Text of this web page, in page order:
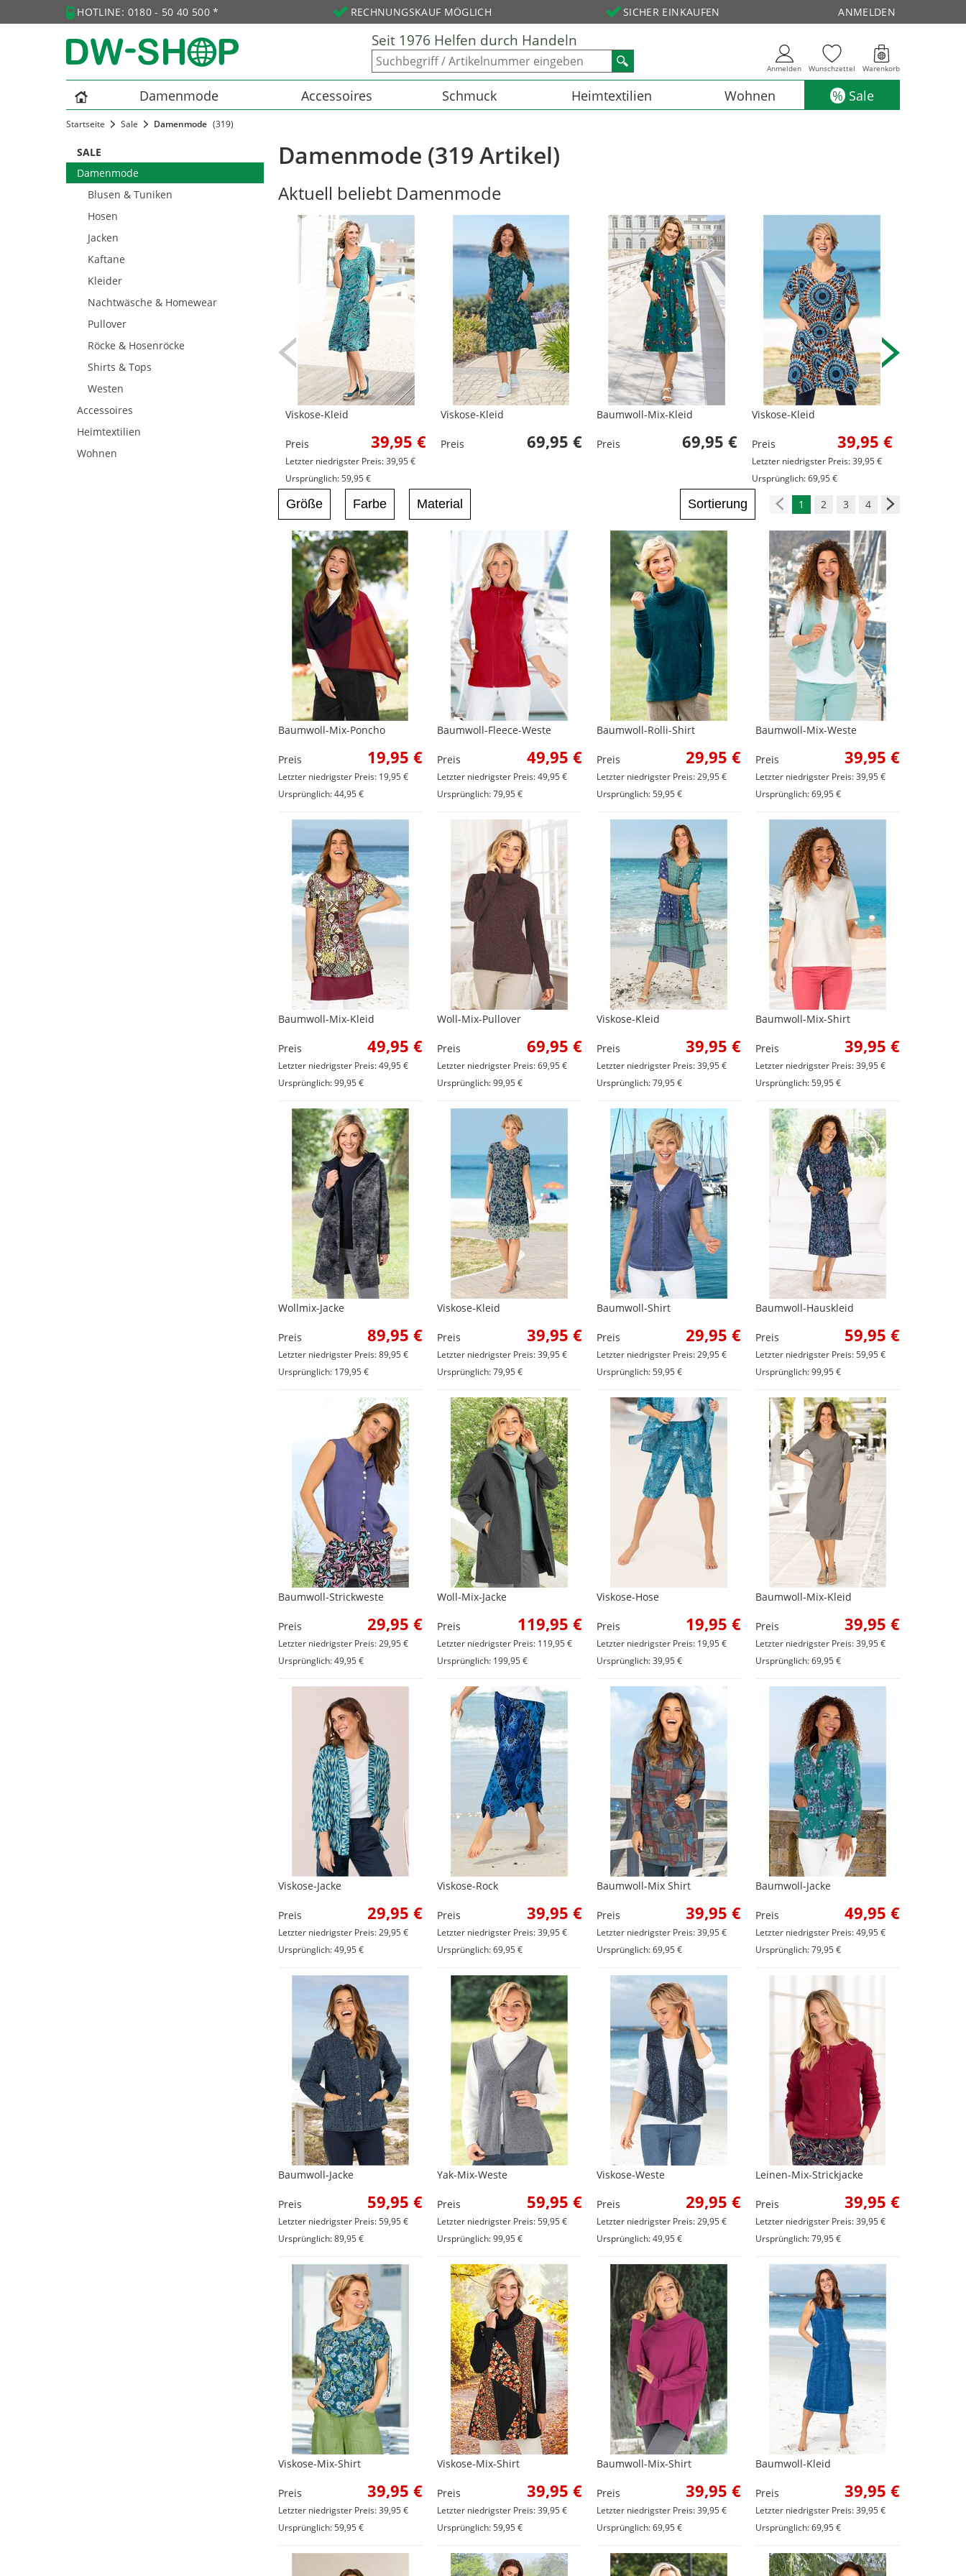
HOTLINE: 0180 - 50 40 500 * RECHNUNGSKAUF MÖGLICH SICHER EINKAUFEN ANMELDEN
Seit 1976 Helfen durch Handeln
Anmelden Wunschzettel Warenkorb
Damenmode Accessoires Schmuck Heimtextilien Wohnen Sale
Startseite Sale Damenmode (319)
SALE
Damenmode
Blusen & Tuniken
Hosen
Jacken
Kaftane
Kleider
Nachtwäsche & Homewear
Pullover
Röcke & Hosenröcke
Shirts & Tops
Westen
Accessoires
Heimtextilien
Wohnen
Damenmode (319 Artikel)
Aktuell beliebt Damenmode
Viskose-Kleid
Preis 39,95 €
Letzter niedrigster Preis: 39,95 €
Ursprünglich: 59,95 €
Viskose-Kleid
Preis 69,95 €
Baumwoll-Mix-Kleid
Preis 69,95 €
Viskose-Kleid
Preis 39,95 €
Letzter niedrigster Preis: 39,95 €
Ursprünglich: 69,95 €
Größe Farbe Material Sortierung 1 2 3 4
Baumwoll-Mix-Poncho
Preis 19,95 €
Letzter niedrigster Preis: 19,95 €
Ursprünglich: 44,95 €
Baumwoll-Fleece-Weste
Preis 49,95 €
Letzter niedrigster Preis: 49,95 €
Ursprünglich: 79,95 €
Baumwoll-Rolli-Shirt
Preis 29,95 €
Letzter niedrigster Preis: 29,95 €
Ursprünglich: 59,95 €
Baumwoll-Mix-Weste
Preis 39,95 €
Letzter niedrigster Preis: 39,95 €
Ursprünglich: 69,95 €
Baumwoll-Mix-Kleid
Preis 49,95 €
Letzter niedrigster Preis: 49,95 €
Ursprünglich: 99,95 €
Woll-Mix-Pullover
Preis 69,95 €
Letzter niedrigster Preis: 69,95 €
Ursprünglich: 99,95 €
Viskose-Kleid
Preis 39,95 €
Letzter niedrigster Preis: 39,95 €
Ursprünglich: 79,95 €
Baumwoll-Mix-Shirt
Preis 39,95 €
Letzter niedrigster Preis: 39,95 €
Ursprünglich: 59,95 €
Wollmix-Jacke
Preis 89,95 €
Letzter niedrigster Preis: 89,95 €
Ursprünglich: 179,95 €
Viskose-Kleid
Preis 39,95 €
Letzter niedrigster Preis: 39,95 €
Ursprünglich: 79,95 €
Baumwoll-Shirt
Preis 29,95 €
Letzter niedrigster Preis: 29,95 €
Ursprünglich: 59,95 €
Baumwoll-Hauskleid
Preis 59,95 €
Letzter niedrigster Preis: 59,95 €
Ursprünglich: 99,95 €
Baumwoll-Strickweste
Preis 29,95 €
Letzter niedrigster Preis: 29,95 €
Ursprünglich: 49,95 €
Woll-Mix-Jacke
Preis 119,95 €
Letzter niedrigster Preis: 119,95 €
Ursprünglich: 199,95 €
Viskose-Hose
Preis 19,95 €
Letzter niedrigster Preis: 19,95 €
Ursprünglich: 39,95 €
Baumwoll-Mix-Kleid
Preis 39,95 €
Letzter niedrigster Preis: 39,95 €
Ursprünglich: 69,95 €
Viskose-Jacke
Preis 29,95 €
Letzter niedrigster Preis: 29,95 €
Ursprünglich: 49,95 €
Viskose-Rock
Preis 39,95 €
Letzter niedrigster Preis: 39,95 €
Ursprünglich: 69,95 €
Baumwoll-Mix Shirt
Preis 39,95 €
Letzter niedrigster Preis: 39,95 €
Ursprünglich: 69,95 €
Baumwoll-Jacke
Preis 49,95 €
Letzter niedrigster Preis: 49,95 €
Ursprünglich: 79,95 €
Baumwoll-Jacke
Preis 59,95 €
Letzter niedrigster Preis: 59,95 €
Ursprünglich: 89,95 €
Yak-Mix-Weste
Preis 59,95 €
Letzter niedrigster Preis: 59,95 €
Ursprünglich: 99,95 €
Viskose-Weste
Preis 29,95 €
Letzter niedrigster Preis: 29,95 €
Ursprünglich: 49,95 €
Leinen-Mix-Strickjacke
Preis 39,95 €
Letzter niedrigster Preis: 39,95 €
Ursprünglich: 79,95 €
Viskose-Mix-Shirt
Preis 39,95 €
Letzter niedrigster Preis: 39,95 €
Ursprünglich: 59,95 €
Viskose-Mix-Shirt
Preis 39,95 €
Letzter niedrigster Preis: 39,95 €
Ursprünglich: 59,95 €
Baumwoll-Mix-Shirt
Preis 39,95 €
Letzter niedrigster Preis: 39,95 €
Ursprünglich: 69,95 €
Baumwoll-Kleid
Preis 39,95 €
Letzter niedrigster Preis: 39,95 €
Ursprünglich: 69,95 €